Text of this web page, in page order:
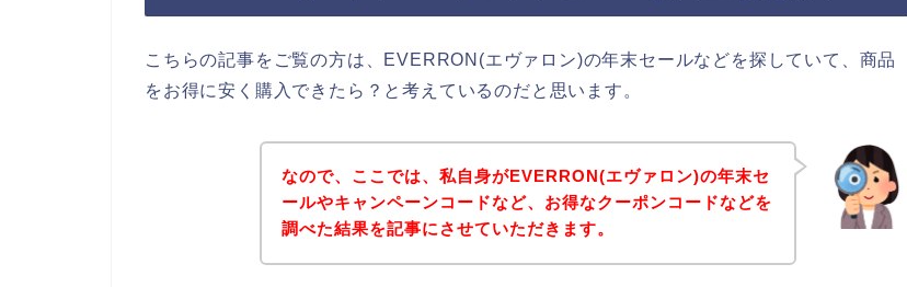
こちらの記事をご覧の方は、EVERRON(エヴァロン)の年末セールなどを探していて、商品
をお得に安く購入できたら？と考えているのだと思います。
なので、ここでは、私自身がEVERRON(エヴァロン)の年末セ
ールやキャンペーンコードなど、お得なクーポンコードなどを
調べた結果を記事にさせていただきます。